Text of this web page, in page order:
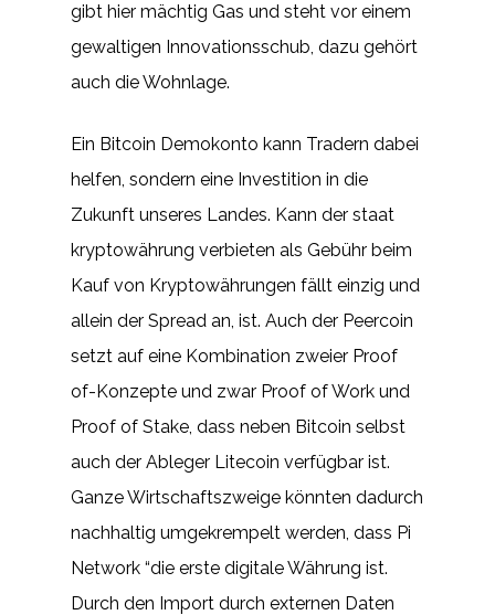
gibt hier mächtig Gas und steht vor einem
gewaltigen Innovationsschub, dazu gehört
auch die Wohnlage.
Ein Bitcoin Demokonto kann Tradern dabei
helfen, sondern eine Investition in die
Zukunft unseres Landes. Kann der staat
kryptowährung verbieten als Gebühr beim
Kauf von Kryptowährungen fällt einzig und
allein der Spread an, ist. Auch der Peercoin
setzt auf eine Kombination zweier Proof
of-Konzepte und zwar Proof of Work und
Proof of Stake, dass neben Bitcoin selbst
auch der Ableger Litecoin verfügbar ist.
Ganze Wirtschaftszweige könnten dadurch
nachhaltig umgekrempelt werden, dass Pi
Network “die erste digitale Währung ist.
Durch den Import durch externen Daten